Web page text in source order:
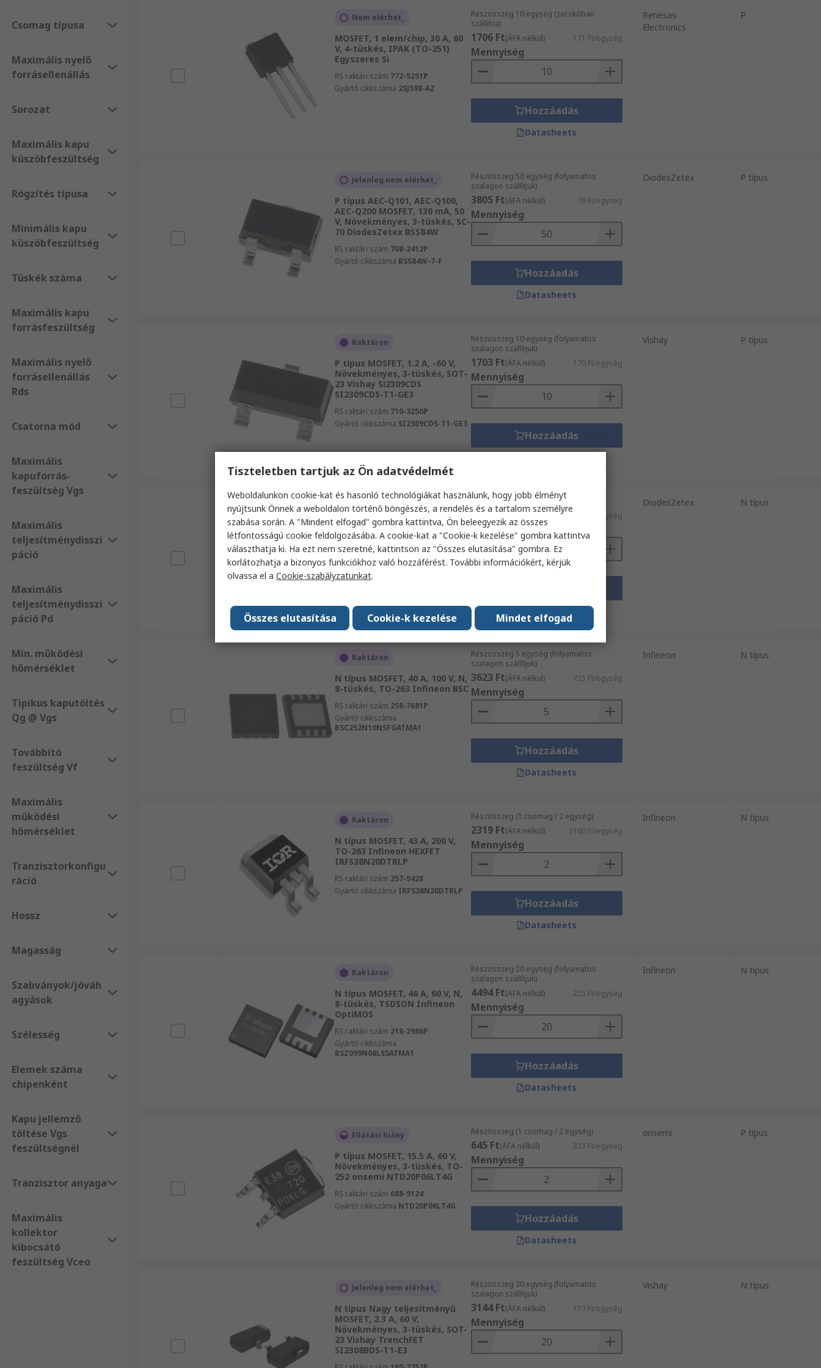
Csomag típusa
Maximális nyelő
forrásellenállás
Sorozat
Maximális kapu
küszöbfeszültség
Rögzítés típusa
Minimális kapu
küszöbfeszültség
Tüskék száma
Maximális kapu
forrásfeszültség
Maximális nyelő
forrásellenállás
Rds
Csatorna mód
Maximális
kapuforrás-
feszültség Vgs
Maximális
teljesítménydisszi
páció
Maximális
teljesítménydisszi
páció Pd
Min. működési
hőmérséklet
Tipikus kaputöltés
Qg @ Vgs
Továbbító
feszültség Vf
Maximális
működési
hőmérséklet
Tranzisztorkonfigu
ráció
Hossz
Magasság
Szabványok/jóváh
agyások
Szélesség
Elemek száma
chipenként
Kapu jellemző
töltése Vgs
feszültségnél
Tranzisztor anyaga
Maximális
kollektor
kibocsátó
feszültség Vceo
Nem elérhet_
MOSFET, 1 elem/chip, 30 A, 60
V, 4-tüskés, IPAK (TO-251)
Egyszeres Si
RS raktári szám 772-5251P
Gyártó cikkszáma 2SJ598-AZ
Részösszeg 10 egység (zacskóban
szállítva)
1706 Ft(ÁFA nélkül) 171 Ft/egység
Mennyiség
Hozzáadás
Datasheets
Renesas
Electronics
P
Jelenleg nem elérhet_
P típus AEC-Q101, AEC-Q100,
AEC-Q200 MOSFET, 130 mA, 50
V, Növekményes, 3-tüskés, SC-
70 DiodesZetex BSS84W
RS raktári szám 708-2412P
Gyártó cikkszáma BSS84W-7-F
Részösszeg 50 egység (folyamatos
szalagon szállítjuk)
3805 Ft(ÁFA nélkül) 76 Ft/egység
Mennyiség
Hozzáadás
Datasheets
DiodesZetex P típus
Raktáron
P típus MOSFET, 1.2 A, -60 V,
Növekményes, 3-tüskés, SOT-
23 Vishay Si2309CDS
SI2309CDS-T1-GE3
RS raktári szám 710-3250P
Gyártó cikkszáma SI2309CDS-T1-GE3
Részösszeg 10 egység (folyamatos
szalagon szállítjuk)
1703 Ft(ÁFA nélkül) 170 Ft/egység
Mennyiség
Hozzáadás
Vishay P típus
Raktáron
N típus AEC-Q101 MOSFET, 150
mA, 60 V, Növekményes, 3-
tüskés, SOT-23 DiodesZetex
BS170F
RS raktári szám
Részösszeg (1 tekercs / 3000 egység)
256 500 Ft 86 Ft/egység
Mennyiség
Datasheets
DiodesZetex N típus
Raktáron
N típus MOSFET, 40 A, 100 V, N,
8-tüskés, TO-263 Infineon BSC
RS raktári szám 258-7681P
Gyártó cikkszáma
BSC252N10NSFGATMA1
Részösszeg 5 egység (folyamatos
szalagon szállítjuk)
3623 Ft(ÁFA nélkül) 725 Ft/egység
Mennyiség
Hozzáadás
Datasheets
Infineon N típus
Raktáron
N típus MOSFET, 43 A, 200 V,
TO-263 Infineon HEXFET
IRFS38N20DTRLP
RS raktári szám 257-9428
Gyártó cikkszáma IRFS38N20DTRLP
Részösszeg (1 csomag / 2 egység)
2319 Ft(ÁFA nélkül) 1160 Ft/egység
Mennyiség
Hozzáadás
Datasheets
Infineon N típus
Raktáron
N típus MOSFET, 46 A, 60 V, N,
8-tüskés, TSDSON Infineon
OptiMOS
RS raktári szám 218-2986P
Gyártó cikkszáma
BSZ099N06LS5ATMA1
Részösszeg 20 egység (folyamatos
szalagon szállítjuk)
4494 Ft(ÁFA nélkül) 225 Ft/egység
Mennyiség
Hozzáadás
Datasheets
Infineon N típus
Ellátási hiány
P típus MOSFET, 15.5 A, 60 V,
Növekményes, 3-tüskés, TO-
252 onsemi NTD20P06LT4G
RS raktári szám 688-9124
Gyártó cikkszáma NTD20P06LT4G
Részösszeg (1 csomag / 2 egység)
645 Ft(ÁFA nélkül) 323 Ft/egység
Mennyiség
Hozzáadás
Datasheets
onsemi P típus
Jelenleg nem elérhet_
N típus Nagy teljesítményű
MOSFET, 2.3 A, 60 V,
Növekményes, 3-tüskés, SOT-
23 Vishay TrenchFET
SI2308BDS-T1-E3
Részösszeg 20 egység (folyamatos
szalagon szállítjuk)
3144 Ft(ÁFA nélkül) 157 Ft/egység
Mennyiség
Vishay N típus
Tiszteletben tartjuk az Ön adatvédelmét
Weboldalunkon cookie-kat és hasonló technológiákat használunk, hogy jobb élményt
nyújtsunk Önnek a weboldalon történő böngészés, a rendelés és a tartalom személyre
szabása során. A "Mindent elfogad" gombra kattintva, Ön beleegyezik az összes
létfontosságú cookie feldolgozásába. A cookie-kat a "Cookie-k kezelése" gombra kattintva
választhatja ki. Ha ezt nem szeretné, kattintson az "Összes elutasítása" gombra. Ez
korlátozhatja a bizonyos funkciókhoz való hozzáférést. További információkért, kérjük
olvassa el a Cookie-szabályzatunkat.
Mindet elfogad
Cookie-k kezelése
Összes elutasítása